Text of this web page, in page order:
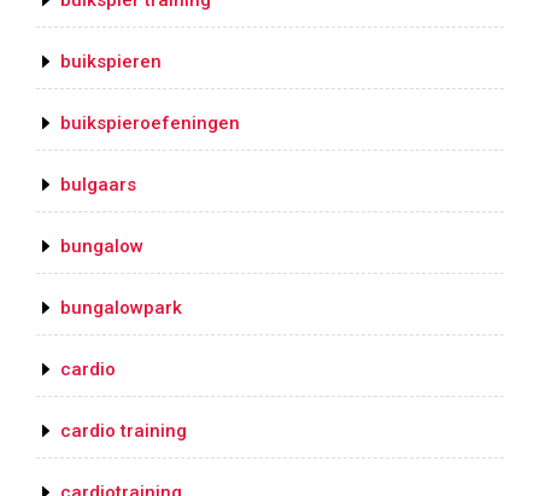
buikspieren
buikspieroefeningen
bulgaars
bungalow
bungalowpark
cardio
cardio training